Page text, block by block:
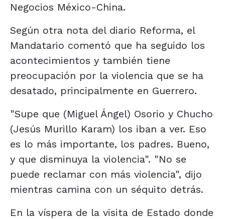
Negocios México-China.
Según otra nota del diario Reforma, el
Mandatario comentó que ha seguido los
acontecimientos y también tiene
preocupación por la violencia que se ha
desatado, principalmente en Guerrero.
"Supe que (Miguel Ángel) Osorio y Chucho
(Jesús Murillo Karam) los iban a ver. Eso
es lo más importante, los padres. Bueno,
y que disminuya la violencia". "No se
puede reclamar con más violencia", dijo
mientras camina con un séquito detrás.
En la víspera de la visita de Estado donde